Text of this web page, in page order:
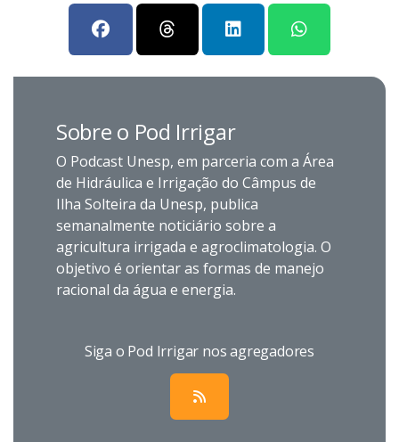
Sobre o Pod Irrigar
O Podcast Unesp, em parceria com a Área
de Hidráulica e Irrigação do Câmpus de
Ilha Solteira da Unesp, publica
semanalmente noticiário sobre a
agricultura irrigada e agroclimatologia. O
objetivo é orientar as formas de manejo
racional da água e energia.
Siga o Pod Irrigar nos agregadores